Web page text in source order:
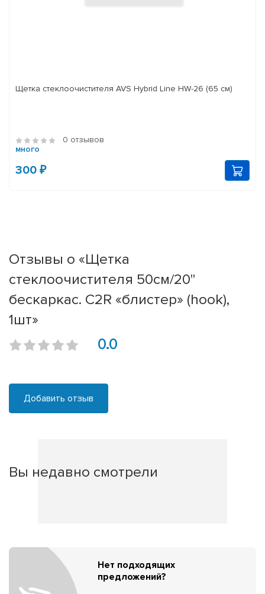
Щетка стеклоочистителя AVS Hybrid Line HW-26 (65 см)
0 отзывов
много
300 ₽
Отзывы о «Щетка
стеклоочистителя 50см/20''
бескаркас. C2R «блистер» (hook),
1шт»
0.0
Добавить отзыв
Вы недавно смотрели
Нет подходящих
предложений?